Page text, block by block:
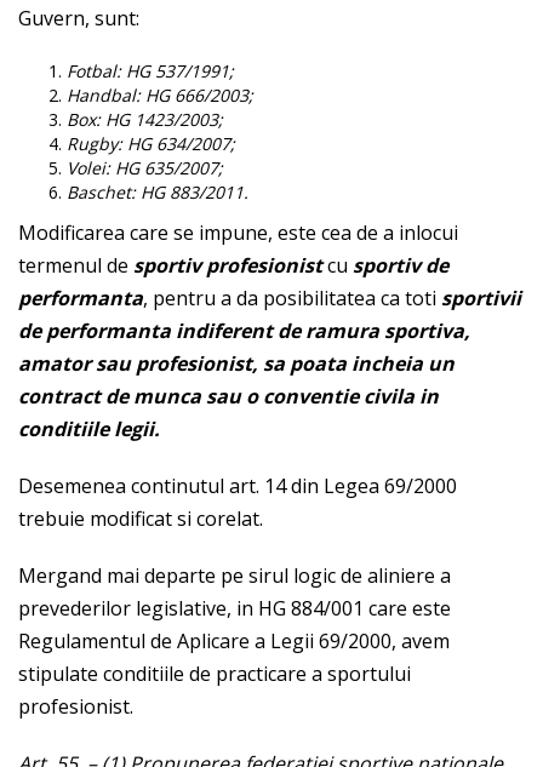
Guvern, sunt:
Fotbal: HG 537/1991;
Handbal: HG 666/2003;
Box: HG 1423/2003;
Rugby: HG 634/2007;
Volei: HG 635/2007;
Baschet: HG 883/2011.
Modificarea care se impune, este cea de a inlocui
termenul de sportiv profesionistcu sportiv de
performanta, pentru a da posibilitatea ca toti sportivii
de performanta indiferent de ramura sportiva,
amator sau profesionist, sa poata incheia un
contract de munca sau o conventie civila in
conditiile legii.
Desemenea continutul art. 14 din Legea 69/2000
trebuie modificat si corelat.
Mergand mai departe pe sirul logic de aliniere a
prevederilor legislative, in HG 884/001 care este
Regulamentul de Aplicare a Legii 69/2000, avem
stipulate conditiile de practicare a sportului
profesionist.